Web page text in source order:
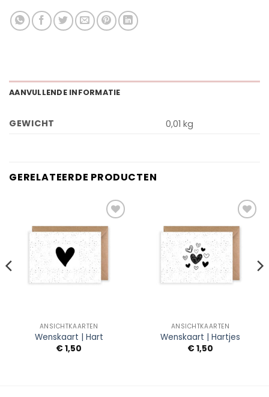
AANVULLENDE INFORMATIE
GEWICHT 0,01 kg
GERELATEERDE PRODUCTEN
Add to
Wishlist
ANSICHTKAARTEN
Wenskaart | Hart
€1,50
Add to
Wishlist
ANSICHTKAARTEN
Wenskaart | Hartjes
€1,50